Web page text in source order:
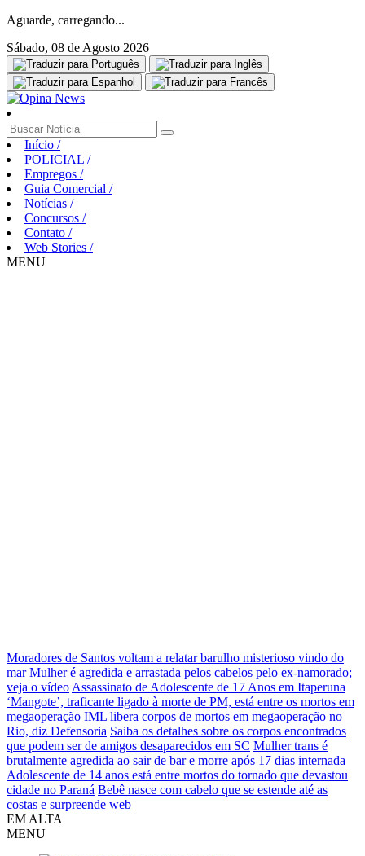
Aguarde, carregando...
Sábado, 08 de Agosto 2026
Início /
POLICIAL /
Empregos /
Guia Comercial /
Notícias /
Concursos /
Contato /
Web Stories /
MENU
Moradores de Santos voltam a relatar barulho misterioso vindo do
mar Mulher é agredida e arrastada pelos cabelos pelo ex-namorado;
veja o vídeo Assassinato de Adolescente de 17 Anos em Itaperuna
‘Mangote’, traficante ligado à morte de PM, está entre os mortos em
megaoperação IML libera corpos de mortos em megaoperação no
Rio, diz Defensoria Saiba os detalhes sobre os corpos encontrados
que podem ser de amigos desaparecidos em SC Mulher trans é
brutalmente agredida ao sair de bar e morre após 17 dias internada
Adolescente de 14 anos está entre mortos do tornado que devastou
cidade no Paraná Bebê nasce com cabelo que se estende até as
costas e surpreende web
EM ALTA
MENU